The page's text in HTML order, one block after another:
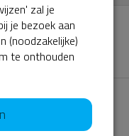
zal je
je bezoek aan
(noodzakelijke)
te onthouden